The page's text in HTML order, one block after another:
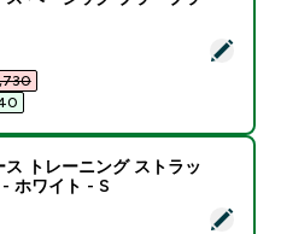
ディース ベーシック ブラ -
price
ディース トレーニング スト
ス トレーニング ストラッ
ホワイト - S
price